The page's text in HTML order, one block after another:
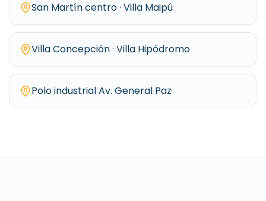
San Martín centro · Villa Maipú
Villa Concepción · Villa Hipódromo
Polo industrial Av. General Paz